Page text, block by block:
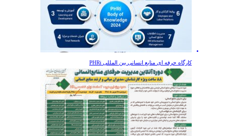
کارگاه حرفه ای منابع انسانی بین المللی PHRi